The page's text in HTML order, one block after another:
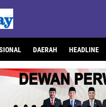
DAERAH HEADLINE